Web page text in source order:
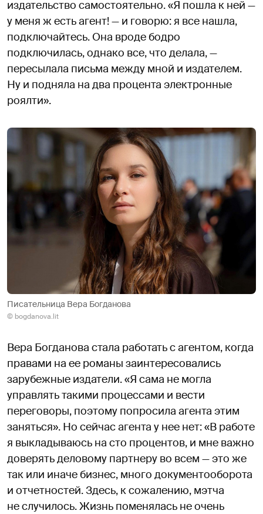
издательство самостоятельно. «Я пошла к ней —
у меня ж есть агент! — и говорю: я все нашла,
подключайтесь. Она вроде бодро
подключилась, однако все, что делала, —
пересылала письма между мной и издателем.
Ну и подняла на два процента электронные
роялти».
Писательница Вера Богданова
© bogdanova.lit
Вера Богданова стала работать с агентом, когда
правами на ее романы заинтересовались
зарубежные издатели. «Я сама не могла
управлять такими процессами и вести
переговоры, поэтому попросила агента этим
заняться». Но сейчас агента у нее нет: «В работе
я выкладываюсь на сто процентов, и мне важно
доверять деловому партнеру во всем — это же
так или иначе бизнес, много документооборота
и отчетностей. Здесь, к сожалению, мэтча
не случилось. Жизнь поменялась не очень